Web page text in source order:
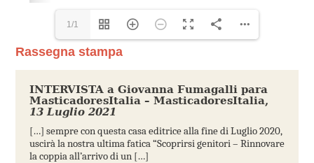
1/1
Rassegna stampa
INTERVISTA a Giovanna Fumagalli para
MasticadoresItalia – MasticadoresItalia,
13 Luglio 2021
[…] sempre con questa casa editrice alla fine di Luglio 2020,
uscirà la nostra ultima fatica “Scoprirsi genitori – Rinnovare
la coppia all’arrivo di un […]